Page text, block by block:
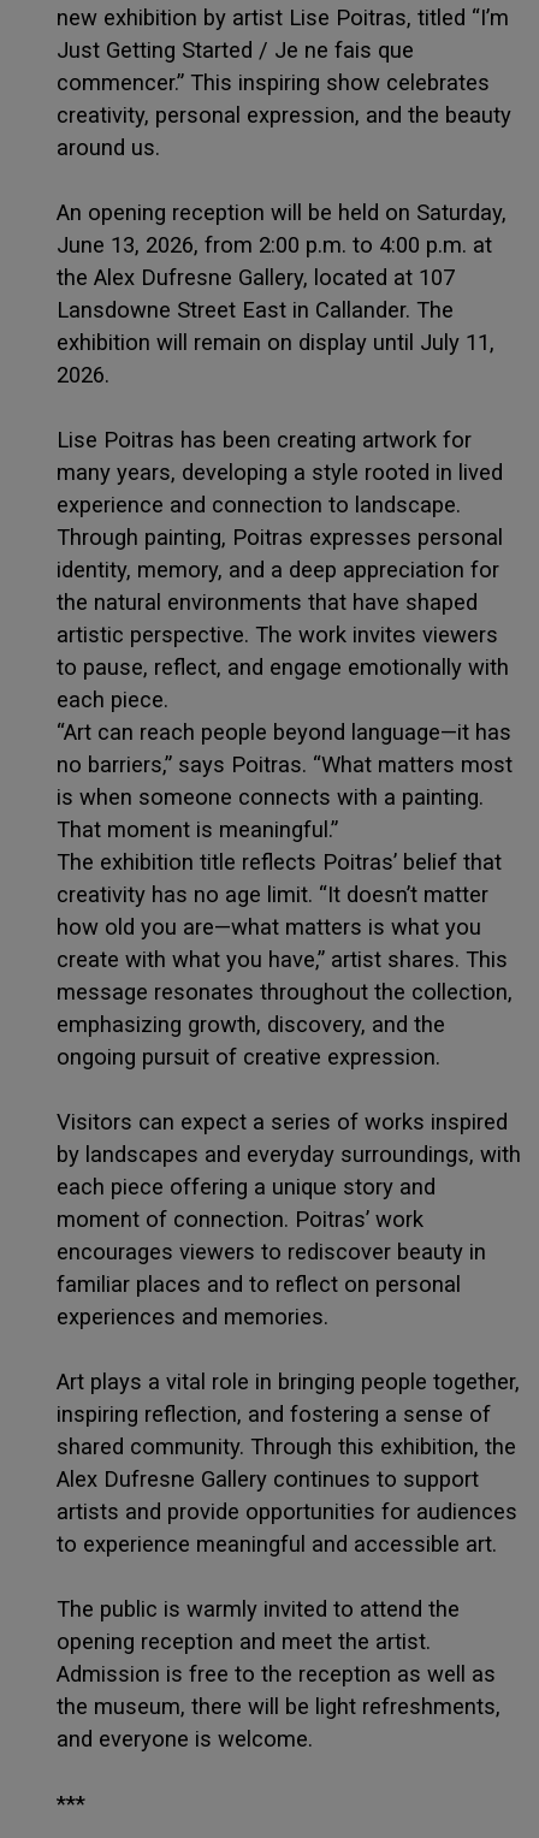
new exhibition by artist Lise Poitras, titled “I’m
Just Getting Started / Je ne fais que
commencer.” This inspiring show celebrates
creativity, personal expression, and the beauty
around us.
An opening reception will be held on Saturday,
June 13, 2026, from 2:00 p.m. to 4:00 p.m. at
the Alex Dufresne Gallery, located at 107
Lansdowne Street East in Callander. The
exhibition will remain on display until July 11,
2026.
Lise Poitras has been creating artwork for
many years, developing a style rooted in lived
experience and connection to landscape.
Through painting, Poitras expresses personal
identity, memory, and a deep appreciation for
the natural environments that have shaped
artistic perspective. The work invites viewers
to pause, reflect, and engage emotionally with
each piece.
“Art can reach people beyond language—it has
no barriers,” says Poitras. “What matters most
is when someone connects with a painting.
That moment is meaningful.”
The exhibition title reflects Poitras’ belief that
creativity has no age limit. “It doesn’t matter
how old you are—what matters is what you
create with what you have,” artist shares. This
message resonates throughout the collection,
emphasizing growth, discovery, and the
ongoing pursuit of creative expression.
Visitors can expect a series of works inspired
by landscapes and everyday surroundings, with
each piece offering a unique story and
moment of connection. Poitras’ work
encourages viewers to rediscover beauty in
familiar places and to reflect on personal
experiences and memories.
Art plays a vital role in bringing people together,
inspiring reflection, and fostering a sense of
shared community. Through this exhibition, the
Alex Dufresne Gallery continues to support
artists and provide opportunities for audiences
to experience meaningful and accessible art.
The public is warmly invited to attend the
opening reception and meet the artist.
Admission is free to the reception as well as
the museum, there will be light refreshments,
and everyone is welcome.
***